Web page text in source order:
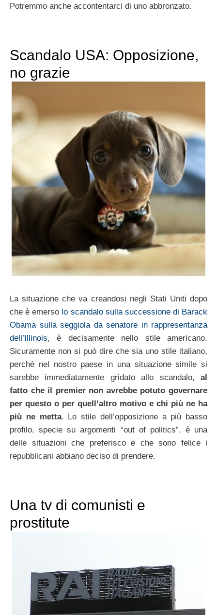
Potremmo anche accontentarci di uno abbronzato.
Scandalo USA: Opposizione,
no grazie
La situazione che va creandosi negli Stati Uniti dopo
che è emerso lo scandalo sulla successione di Barack
Obama sulla seggiola da senatore in rappresentanza
dell’Illinois, è decisamente nello stile americano.
Sicuramente non si può dire che sia uno stile italiano,
perchè nel nostro paese in una situazione simile si
sarebbe immediatamente gridato allo scandalo, al
fatto che il premier non avrebbe potuto governare
per questo o per quell’altro motivo e chi più ne ha
più ne metta. Lo stile dell’opposizione a più basso
profilo, specie su argomenti “out of politics”, è una
delle situazioni che preferisco e che sono felice i
repubblicani abbiano deciso di prendere.
Una tv di comunisti e
prostitute